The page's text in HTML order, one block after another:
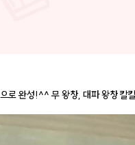
로 완성!^^ 무 왕창, 대파 왕창 칼